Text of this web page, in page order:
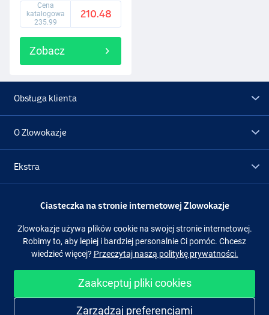
Cena
katalogowa
235.99
210.48
Zobacz
Obsługa klienta
O Zlowokazje
Ekstra
Promocje
Obserwuj nas Facebook Instagram
Ciasteczka na stronie internetowej Zlowokazje
Zlowokazje używa plików cookie na swojej stronie internetowej.
Robimy to, aby lepiej i bardziej personalnie Ci pomóc. Chcesz
wiedzieć więcej? Przeczytaj naszą politykę prywatności.
Zaakceptuj pliki cookies
Zarządzaj preferencjami